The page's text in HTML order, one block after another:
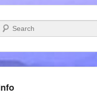
Pesquisar…